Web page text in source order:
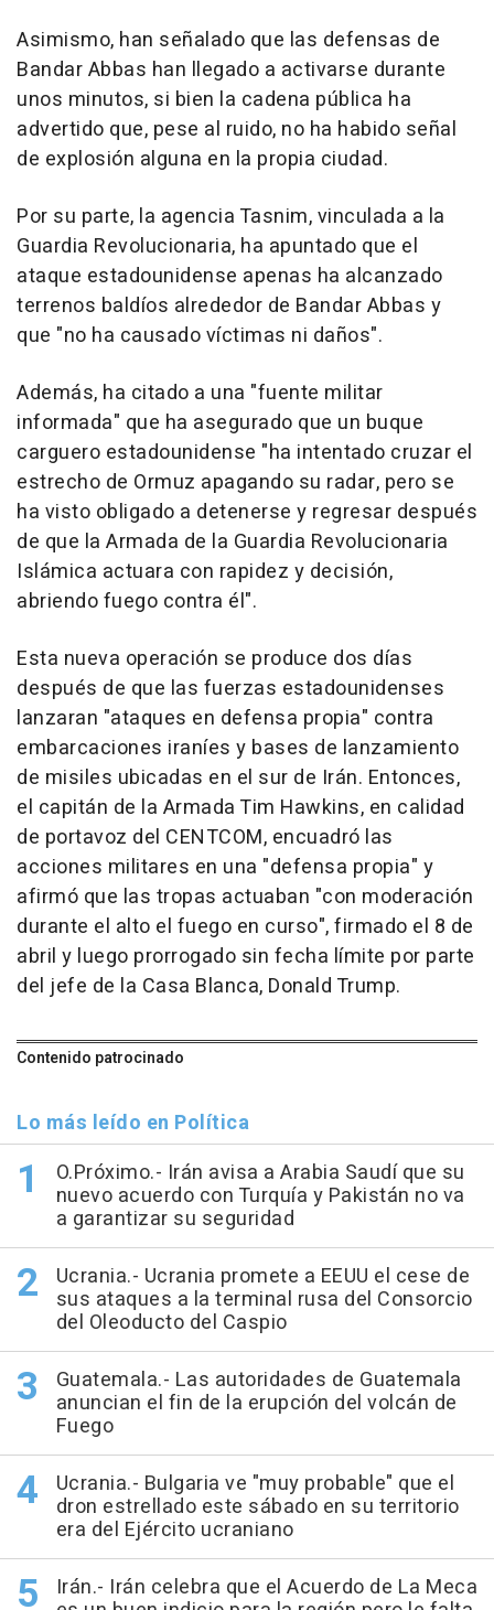
Asimismo, han señalado que las defensas de
Bandar Abbas han llegado a activarse durante
unos minutos, si bien la cadena pública ha
advertido que, pese al ruido, no ha habido señal
de explosión alguna en la propia ciudad.
Por su parte, la agencia Tasnim, vinculada a la
Guardia Revolucionaria, ha apuntado que el
ataque estadounidense apenas ha alcanzado
terrenos baldíos alrededor de Bandar Abbas y
que "no ha causado víctimas ni daños".
Además, ha citado a una "fuente militar
informada" que ha asegurado que un buque
carguero estadounidense "ha intentado cruzar el
estrecho de Ormuz apagando su radar, pero se
ha visto obligado a detenerse y regresar después
de que la Armada de la Guardia Revolucionaria
Islámica actuara con rapidez y decisión,
abriendo fuego contra él".
Esta nueva operación se produce dos días
después de que las fuerzas estadounidenses
lanzaran "ataques en defensa propia" contra
embarcaciones iraníes y bases de lanzamiento
de misiles ubicadas en el sur de Irán. Entonces,
el capitán de la Armada Tim Hawkins, en calidad
de portavoz del CENTCOM, encuadró las
acciones militares en una "defensa propia" y
afirmó que las tropas actuaban "con moderación
durante el alto el fuego en curso", firmado el 8 de
abril y luego prorrogado sin fecha límite por parte
del jefe de la Casa Blanca, Donald Trump.
Contenido patrocinado
Lo más leído en Política
O.Próximo.- Irán avisa a Arabia Saudí que su
nuevo acuerdo con Turquía y Pakistán no va
a garantizar su seguridad
Ucrania.- Ucrania promete a EEUU el cese de
sus ataques a la terminal rusa del Consorcio
del Oleoducto del Caspio
Guatemala.- Las autoridades de Guatemala
anuncian el fin de la erupción del volcán de
Fuego
Ucrania.- Bulgaria ve "muy probable" que el
dron estrellado este sábado en su territorio
era del Ejército ucraniano
Irán.- Irán celebra que el Acuerdo de La Meca